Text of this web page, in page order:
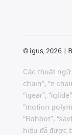
© igus, 2026
Các thuật ngữ
chain”, “e-
“igear”,
“motion
“Rohbot”,
hiệu đã được